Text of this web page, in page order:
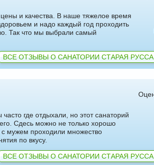
и качества. В наше тяжелое время
и надо каждый год проходить
Так что мы выбрали самый
ВСЕ ОТЗЫВЫ О САНАТОРИИ СТАРАЯ РУССА
где отдыхали, но этот санаторий
Сдесь можно не только хорошо
с мужем проходили множество
по вкусу.
ВСЕ ОТЗЫВЫ О САНАТОРИИ СТАРАЯ РУССА